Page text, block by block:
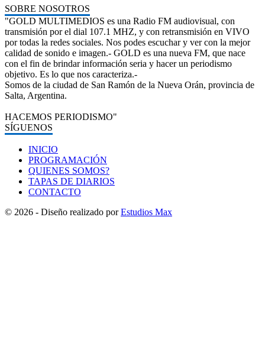
SOBRE NOSOTROS
"GOLD MULTIMEDIOS es una Radio FM audiovisual, con
transmisión por el dial 107.1 MHZ, y con retransmisión en VIVO
por todas la redes sociales. Nos podes escuchar y ver con la mejor
calidad de sonido e imagen.- GOLD es una nueva FM, que nace
con el fin de brindar información seria y hacer un periodismo
objetivo. Es lo que nos caracteriza.-
Somos de la ciudad de San Ramón de la Nueva Orán, provincia de
Salta, Argentina.
HACEMOS PERIODISMO"
SÍGUENOS
INICIO
PROGRAMACIÓN
QUIENES SOMOS?
TAPAS DE DIARIOS
CONTACTO
© 2026 - Diseño realizado porEstudios Max